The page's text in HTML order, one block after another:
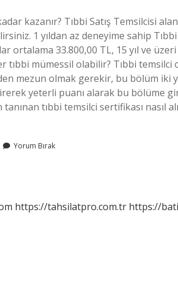
kazanır? Tıbbi Satış Temsilcisi
1 yıldan az deneyime sahip
ortalama 33.800,00 TL, 15 yıl ve
tıbbi mümessil olabilir? Tıbbi temsilci
mezun olmak gerekir, bu bölüm iki
yeterli puanı alarak bu bölüme
tıbbi temsilci sertifikası nasıl
Yorum Bırak
https://tahsilatpro.com.tr https://